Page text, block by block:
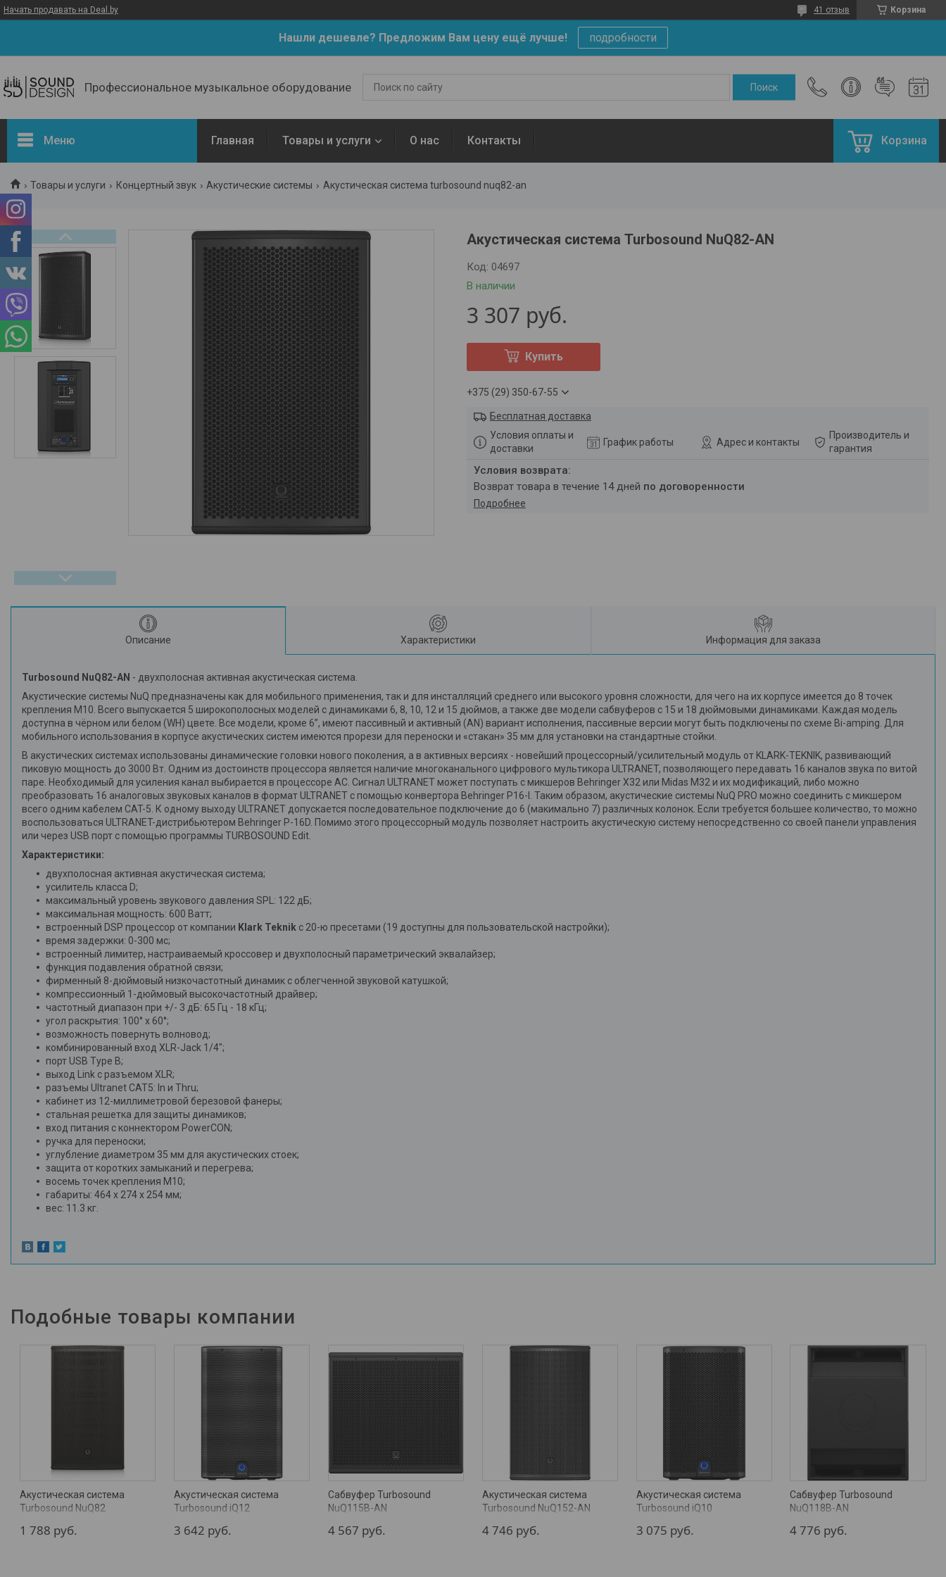
Начать продавать на Deal.by Корзина
41 отзыв
Нашли дешевле? Предложим Вам цену ещё лучше! подробности
Профессиональное музыкальное оборудование
Меню Главная Товары и услуги О нас Контакты Корзина
Товары и услуги Концертный звук Акустические системы Акустическая система turbosound nuq82-an
Акустическая система Turbosound NuQ82-AN
В наличии
Код: 04697
3 307 руб.
Купить
+375 (29) 350-67-55
Бесплатная доставка
Условия оплаты и
доставки
График работы Адрес и контакты
Производитель и
гарантия
возврат товара в течение 14 дней по договоренности
Подробнее
Описание Характеристики Информация для заказа
Turbosound NuQ82-AN - двухполосная активная акустическая система.
Акустические системы NuQ предназначены как для мобильного применения, так и для инсталляций среднего или высокого уровня сложности, для чего на их корпусе имеется до 8 точек
крепления М10. Всего выпускается 5 широкополосных моделей с динамиками 6, 8, 10, 12 и 15 дюймов, а также две модели сабвуферов с 15 и 18 дюймовыми динамиками. Каждая модель
доступна в чёрном или белом (WH) цвете. Все модели, кроме 6”, имеют пассивный и активный (AN) вариант исполнения, пассивные версии могут быть подключены по схеме Bi-amping. Для
мобильного использования в корпусе акустических систем имеются прорези для переноски и «стакан» 35 мм для установки на стандартные стойки.
В акустических системах использованы динамические головки нового поколения, а в активных версиях - новейший процессорный/усилительный модуль от KLARK-TEKNIK, развивающий
пиковую мощность до 3000 Вт. Одним из достоинств процессора является наличие многоканального цифрового мультикора ULTRANET, позволяющего передавать 16 каналов звука по витой
паре. Необходимый для усиления канал выбирается в процессоре АС. Сигнал ULTRANET может поступать с микшеров Behringer X32 или Midas M32 и их модификаций, либо можно
преобразовать 16 аналоговых звуковых каналов в формат ULTRANET с помощью конвертора Behringer P16-I. Таким образом, акустические системы NuQ PRO можно соединить с микшером
всего одним кабелем CAT-5. К одному выходу ULTRANET допускается последовательное подключение до 6 (макимально 7) различных колонок. Если требуется большее количество, то можно
воспользоваться ULTRANET-дистрибьютером Behringer P-16D. Помимо этого процессорный модуль позволяет настроить акустическую систему непосредственно со своей панели управления
или через USB порт с помощью программы TURBOSOUND Edit.
Характеристики:
двухполосная активная акустическая система;
усилитель класса D;
максимальный уровень звукового давления SPL: 122 дБ;
максимальная мощность: 600 Ватт;
встроенный DSP процессор от компании Klark Teknik с 20-ю пресетами (19 доступны для пользовательской настройки);
время задержки: 0-300 мс;
встроенный лимитер, настраиваемый кроссовер и двухполосный параметрический эквалайзер;
функция подавления обратной связи;
фирменный 8-дюймовый низкочастотный динамик с облегченной звуковой катушкой;
компрессионный 1-дюймовый высокочастотный драйвер;
частотный диапазон при +/- 3 дБ: 65 Гц - 18 кГц;
угол раскрытия: 100° х 60°;
возможность повернуть волновод;
комбинированный вход XLR-Jack 1/4";
порт USB Type B;
выход Link с разъемом XLR;
разъемы Ultranet CAT5: In и Thru;
кабинет из 12-миллиметровой березовой фанеры;
стальная решетка для защиты динамиков;
вход питания с коннектором PowerCON;
ручка для переноски;
углубление диаметром 35 мм для акустических стоек;
защита от коротких замыканий и перегрева;
восемь точек крепления M10;
габариты: 464 х 274 х 254 мм;
вес: 11.3 кг.
Подобные товары компании
Акустическая система
Turbosound NuQ82
1 788 руб.
Акустическая система
Turbosound iQ12
3 642 руб.
Сабвуфер Turbosound
NuQ115B-AN
4 567 руб.
Акустическая система
Turbosound NuQ152-AN
4 746 руб.
Акустическая система
Turbosound iQ10
3 075 руб.
Сабвуфер Turbosound
NuQ118B-AN
4 776 руб.